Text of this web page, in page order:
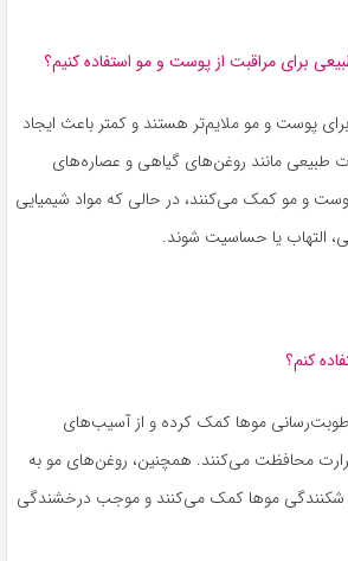
پوست و مو ملایم‌تر هستند و کمتر باعث ایجاد
طبیعی مانند روغن‌های گیاهی و عصاره‌های
و مو کمک می‌کنند، در حالی که مواد شیمیایی
التهاب یا حساسیت شوند.
موها کمک کرده و از آسیب‌های
محافظت می‌کنند. همچنین، روغن‌های مو به
موها کمک می‌کنند و موجب درخشندگی